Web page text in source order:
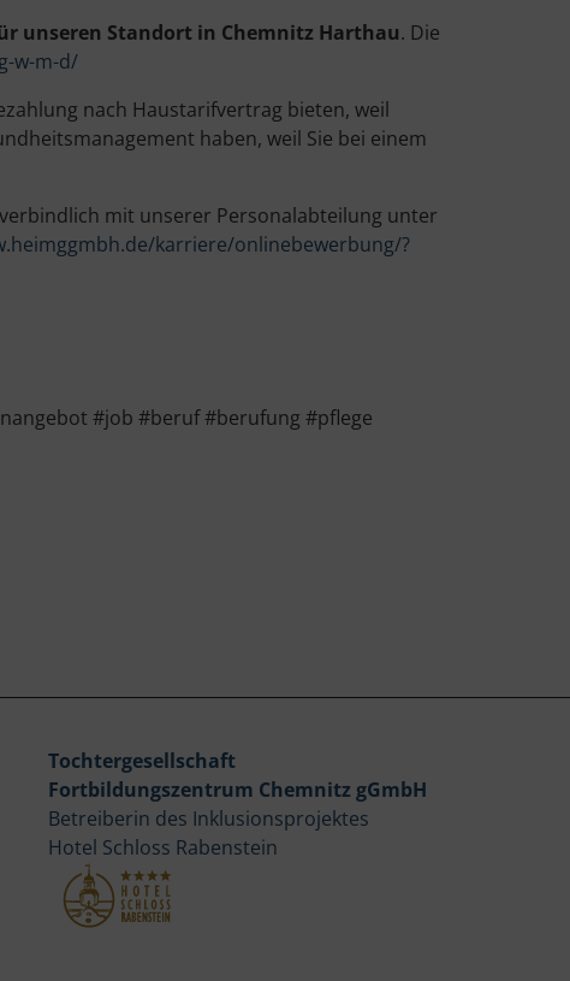
unseren Standort in Chemnitz Harthau. Die
w-m-d/
nach Haustarifvertrag bieten, weil
haben, weil Sie bei einem
mit unserer Personalabteilung unter
karriere/onlinebewerbung/?
#job #beruf #berufung #pflege
Tochtergesellschaft
Fortbildungszentrum Chemnitz gGmbH
Betreiberin des Inklusionsprojektes
Hotel Schloss Rabenstein